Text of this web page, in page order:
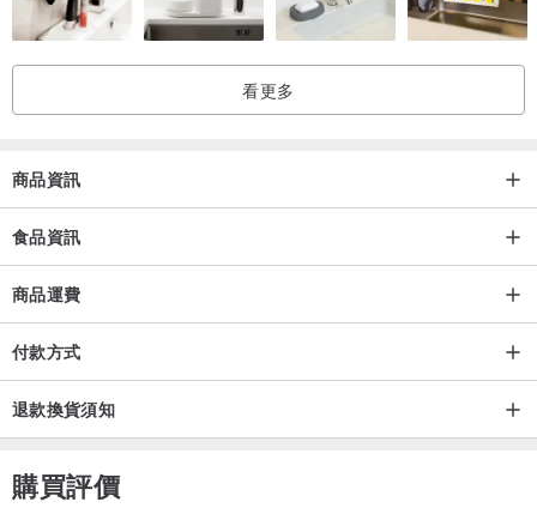
能，維持全天候從容自在的良好生活體感，讓每一次開球與跨步都流
暢優雅。
【 靈活調養 ✕ 季節與日常舒適追求 】針對面臨季節天氣變化、長期
利橄欖精華，滋補強身、促進新陳代謝。每日 1 粒，由內而外維持優
異的動態舒適度，重拾輕盈順暢的青春元氣。
⚠️本產品含有蛋類、奶類（乳糖）及其製品，對蛋過敏或乳糖不耐、
對其過敏者應避免食用。孕婦、哺乳期間婦女應避免食用；若有特殊
疾病或服用藥物者，食用前請先諮詢主治醫師評估。
看更多
商品資訊
食品資訊
商品運費
付款方式
退款換貨須知
購買評價